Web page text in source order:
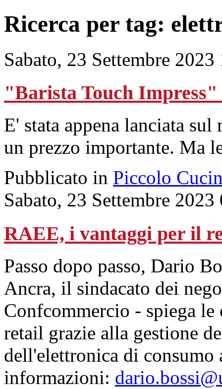
Ricerca per tag:
Sabato, 23 Settembre 2023
"Barista Touch
E' stata appena lanciata sul
un prezzo importante. Ma
Pubblicato in Piccolo
Sabato, 23 Settembre 2023
RAEE, i vantaggi per il
Passo dopo passo, Dario
Ancra, il sindacato dei
Confcommercio - spiega
retail grazie alla gestione
dell'elettronica di
informazioni: